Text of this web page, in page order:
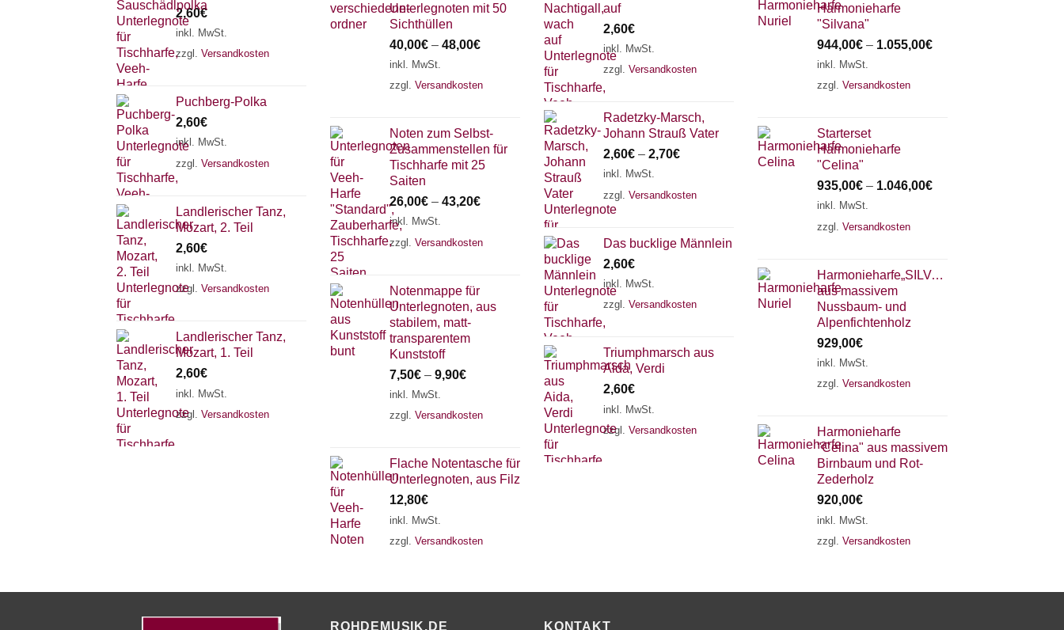
2,60€
inkl. MwSt.
zzgl. Versandkosten
Puchberg-Polka
2,60€
inkl. MwSt.
zzgl. Versandkosten
Landlerischer Tanz,
Mozart, 2. Teil
2,60€
inkl. MwSt.
zzgl. Versandkosten
Landlerischer Tanz,
Mozart, 1. Teil
2,60€
inkl. MwSt.
zzgl. Versandkosten
Unterlegnoten mit 50
Sichthüllen
40,00€ – 48,00€
inkl. MwSt.
zzgl. Versandkosten
Noten zum Selbst-
Zusammenstellen für
Tischharfe mit 25
Saiten
26,00€ – 43,20€
inkl. MwSt.
zzgl. Versandkosten
Notenmappe für
Unterlegnoten, aus
stabilem, matt-
transparentem
Kunststoff
7,50€ – 9,90€
inkl. MwSt.
zzgl. Versandkosten
Flache Notentasche für
Unterlegnoten, aus Filz
12,80€
inkl. MwSt.
zzgl. Versandkosten
auf
2,60€
inkl. MwSt.
zzgl. Versandkosten
Radetzky-Marsch,
Johann Strauß Vater
2,60€ – 2,70€
inkl. MwSt.
zzgl. Versandkosten
Das bucklige Männlein
2,60€
inkl. MwSt.
zzgl. Versandkosten
Triumphmarsch aus
Aida, Verdi
2,60€
inkl. MwSt.
zzgl. Versandkosten
Harmonieharfe
"Silvana"
944,00€ – 1.055,00€
inkl. MwSt.
zzgl. Versandkosten
Starterset
Harmonieharfe
"Celina"
935,00€ – 1.046,00€
inkl. MwSt.
zzgl. Versandkosten
Harmonieharfe„SILVANA"
aus massivem
Nussbaum- und
Alpenfichtenholz
929,00€
inkl. MwSt.
zzgl. Versandkosten
Harmonieharfe
"Celina" aus massivem
Birnbaum und Rot-
Zederholz
920,00€
inkl. MwSt.
zzgl. Versandkosten
ROHDEMUSIK.DE KONTAKT
18 SAITEN 21 SAITEN 25 SAITEN
AKKORDZITHER